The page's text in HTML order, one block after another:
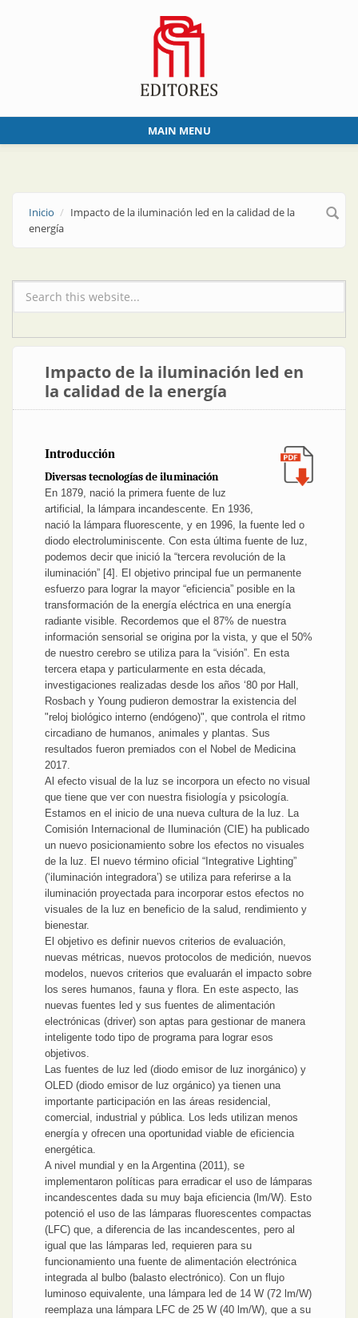
MAIN MENU
Inicio
Impacto de la iluminación led en la calidad de la
energía
Formulario de búsqueda
Impacto de la iluminación led en
la calidad de la energía
Introducción
Diversas tecnologías de iluminación
En 1879, nació la primera fuente de luz
artificial, la lámpara incandescente. En 1936,
nació la lámpara fluorescente, y en 1996, la fuente led o
diodo electroluminiscente. Con esta última fuente de luz,
podemos decir que inició la “tercera revolución de la
iluminación” [4]. El objetivo principal fue un permanente
esfuerzo para lograr la mayor “eficiencia” posible en la
transformación de la energía eléctrica en una energía
radiante visible. Recordemos que el 87% de nuestra
información sensorial se origina por la vista, y que el 50%
de nuestro cerebro se utiliza para la “visión”. En esta
tercera etapa y particularmente en esta década,
investigaciones realizadas desde los años ‘80 por Hall,
Rosbach y Young pudieron demostrar la existencia del
"reloj biológico interno (endógeno)", que controla el ritmo
circadiano de humanos, animales y plantas. Sus
resultados fueron premiados con el Nobel de Medicina
2017.
Al efecto visual de la luz se incorpora un efecto no visual
que tiene que ver con nuestra fisiología y psicología.
Estamos en el inicio de una nueva cultura de la luz. La
Comisión Internacional de Iluminación (CIE) ha publicado
un nuevo posicionamiento sobre los efectos no visuales
de la luz. El nuevo término oficial “Integrative Lighting”
(‘iluminación integradora’) se utiliza para referirse a la
iluminación proyectada para incorporar estos efectos no
visuales de la luz en beneficio de la salud, rendimiento y
bienestar.
El objetivo es definir nuevos criterios de evaluación,
nuevas métricas, nuevos protocolos de medición, nuevos
modelos, nuevos criterios que evaluarán el impacto sobre
los seres humanos, fauna y flora. En este aspecto, las
nuevas fuentes led y sus fuentes de alimentación
electrónicas (driver) son aptas para gestionar de manera
inteligente todo tipo de programa para lograr esos
objetivos.
Las fuentes de luz led (diodo emisor de luz inorgánico) y
OLED (diodo emisor de luz orgánico) ya tienen una
importante participación en las áreas residencial,
comercial, industrial y pública. Los leds utilizan menos
energía y ofrecen una oportunidad viable de eficiencia
energética.
A nivel mundial y en la Argentina (2011), se
implementaron políticas para erradicar el uso de lámparas
incandescentes dada su muy baja eficiencia (lm/W). Esto
potenció el uso de las lámparas fluorescentes compactas
(LFC) que, a diferencia de las incandescentes, pero al
igual que las lámparas led, requieren para su
funcionamiento una fuente de alimentación electrónica
integrada al bulbo (balasto electrónico). Con un flujo
luminoso equivalente, una lámpara led de 14 W (72 lm/W)
reemplaza una lámpara LFC de 25 W (40 lm/W), que a su